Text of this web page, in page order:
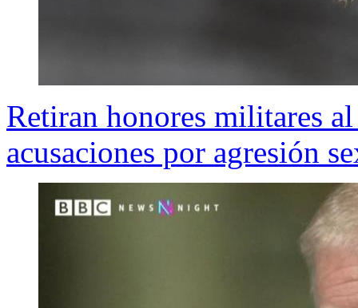
Retiran honores militares
acusaciones por agresión